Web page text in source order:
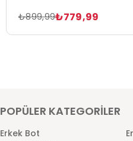
₺779,99
₺899,99
POPÜLER KATEGORİLER
Erkek Bot